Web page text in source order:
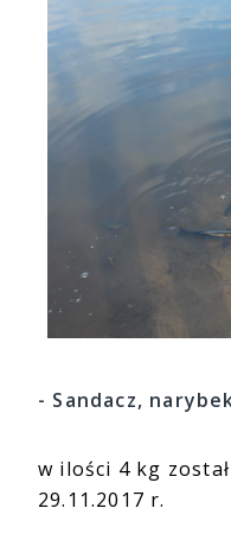
- Sandacz,
w ilości 4 kg
29.11.2017 r.